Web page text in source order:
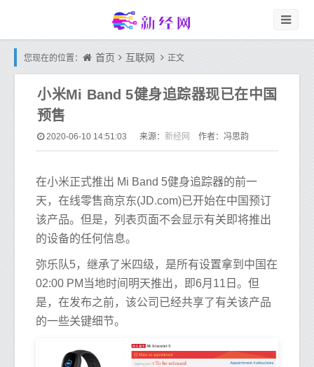
您现在的位置： 首页 互联网 正文
小米Mi Band 5健身追踪器现已在中国
预售
2020-06-10 14:51:03 来源： 新经网 作者：冯思韵
在小米正式推出 Mi Band 5健身追踪器的前一
天，在线零售商京东(JD.com)已开始在中国预订
该产品。但是，列表页面不会显示有关即将推出
的设备的任何信息。
弥乐队5，继承了米四级，是所有设置拿到中国在
02:00 PM当地时间明天推出，即6月11日。但
是，在发布之前，该公司已经共享了有关该产品
的一些关键细节。